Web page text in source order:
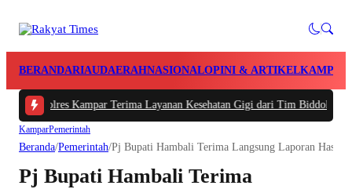
BERANDARIAUDAERAHNASIONALOPINI & ARTIKELKAMPAR
Polres Kampar Terima Layanan Kesehatan Gigi dari Tim Biddokkes Polda
KamparPemerintah
Beranda/Pemerintah/Pj Bupati Hambali Terima Langsung Laporan Hasil
Pj Bupati Hambali Terima